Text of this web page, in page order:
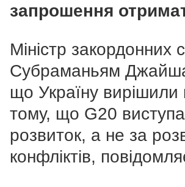
запрошення
Міністр закордонних
Субраманьям
що Україну
тому, що G20
розвиток, а не за
конфліктів,